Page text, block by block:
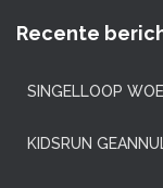
Recente
SINGELLOOP
KIDSRUN